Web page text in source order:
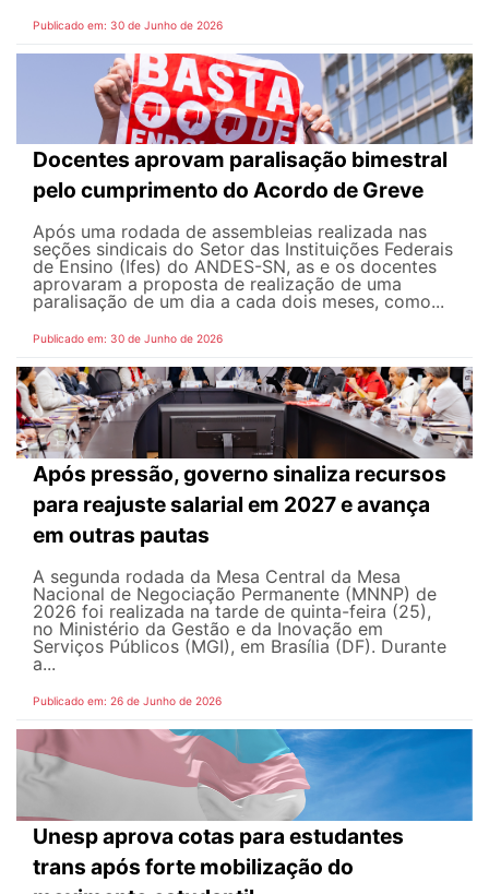
Publicado em: 30 de Junho de 2026
Docentes aprovam paralisação bimestral
pelo cumprimento do Acordo de Greve
Após uma rodada de assembleias realizada nas
seções sindicais do Setor das Instituições Federais
de Ensino (Ifes) do ANDES-SN, as e os docentes
aprovaram a proposta de realização de uma
paralisação de um dia a cada dois meses, como...
Publicado em: 30 de Junho de 2026
Após pressão, governo sinaliza recursos
para reajuste salarial em 2027 e avança
em outras pautas
A segunda rodada da Mesa Central da Mesa
Nacional de Negociação Permanente (MNNP) de
2026 foi realizada na tarde de quinta-feira (25),
no Ministério da Gestão e da Inovação em
Serviços Públicos (MGI), em Brasília (DF). Durante
a...
Publicado em: 26 de Junho de 2026
Unesp aprova cotas para estudantes
trans após forte mobilização do